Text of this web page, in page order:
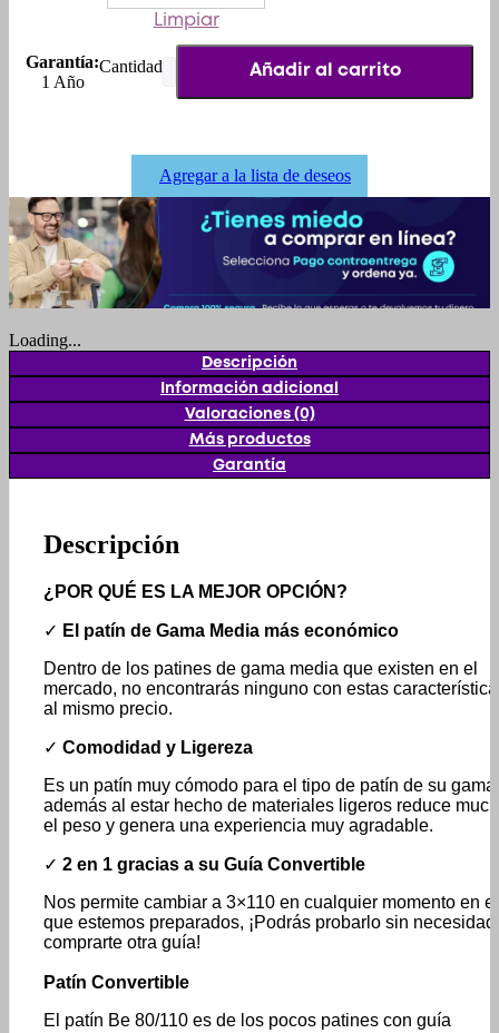
Limpiar
Garantía:
1 Año
PATINES
Añadir al carrito
Agregar a la lista de deseos
Loading...
Descripción
Información adicional
Valoraciones (0)
Más productos
Garantía
Descripción
¿POR QUÉ ES LA MEJOR OPCIÓN?
✓ El patín de Gama Media más económico
Dentro de los patines de gama media que existen en el
mercado, no encontrarás ninguno con estas
al mismo precio.
✓ Comodidad y Ligereza
Es un patín muy cómodo para el tipo de patín de su gama,
además al estar hecho de materiales ligeros reduce
el peso y genera una experiencia muy agradable.
✓ 2 en 1 gracias a su Guía Convertible
Nos permite cambiar a 3×110 en cualquier momento en el
que estemos preparados, ¡Podrás probarlo sin necesidad
comprarte otra guía!
Patín Convertible
El patín Be 80/110 es de los pocos patines con guía